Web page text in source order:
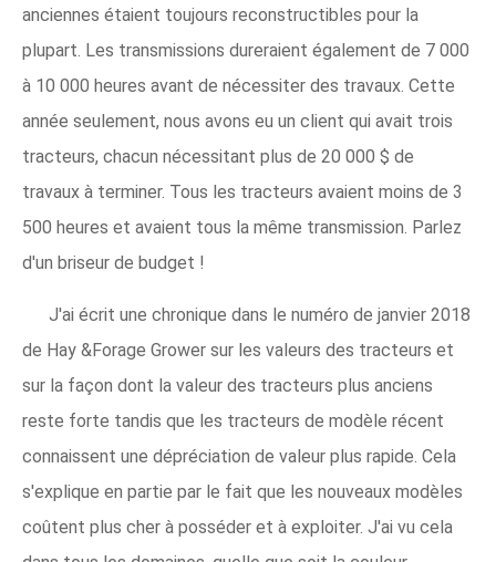
anciennes étaient toujours reconstructibles pour la
plupart. Les transmissions dureraient également de 7 000
à 10 000 heures avant de nécessiter des travaux. Cette
année seulement, nous avons eu un client qui avait trois
tracteurs, chacun nécessitant plus de 20 000 $ de
travaux à terminer. Tous les tracteurs avaient moins de 3
500 heures et avaient tous la même transmission. Parlez
d'un briseur de budget !
J'ai écrit une chronique dans le numéro de janvier 2018
de Hay &Forage Grower sur les valeurs des tracteurs et
sur la façon dont la valeur des tracteurs plus anciens
reste forte tandis que les tracteurs de modèle récent
connaissent une dépréciation de valeur plus rapide. Cela
s'explique en partie par le fait que les nouveaux modèles
coûtent plus cher à posséder et à exploiter. J'ai vu cela